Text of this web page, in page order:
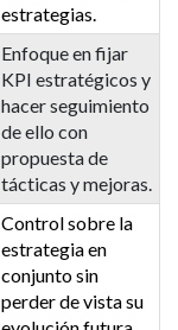
estrategias.
Enfoque en fijar
KPI estratégicos y
hacer seguimiento
de ello con
propuesta de
tácticas y mejoras.
Control sobre la
estrategia en
conjunto sin
perder de vista su